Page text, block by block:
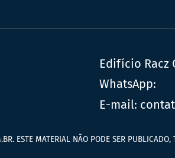
Edifício Racz
WhatsApp:
E-mail:
ESTE MATERIAL NÃO PODE SER